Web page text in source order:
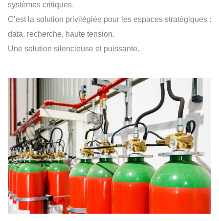
systèmes critiques.
C’est la solution privilégiée pour les espaces stratégiques :
data, recherche, haute tension.
Une solution silencieuse et puissante.